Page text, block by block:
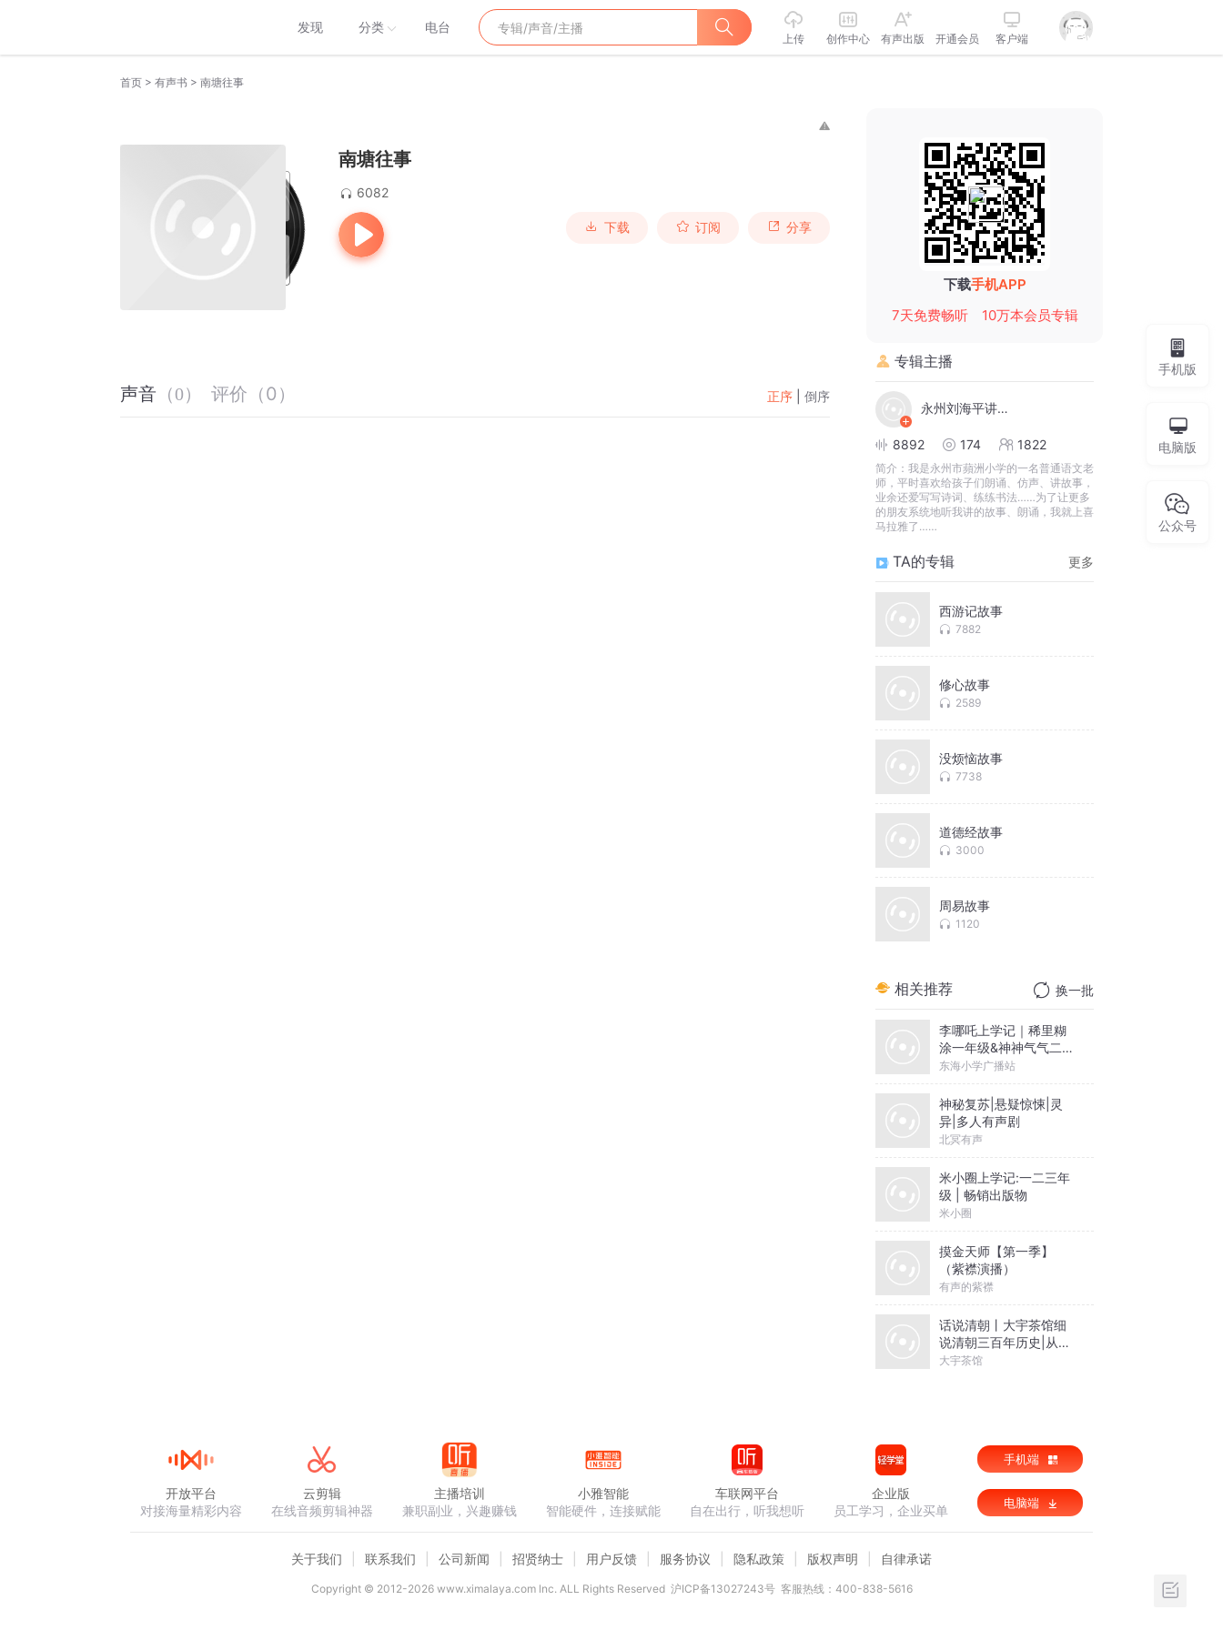
发现 分类 电台
上传 创作中心 有声出版 开通会员 客户端
首页 > 有声书 > 南塘往事
南塘往事
6082
下载 订阅 分享
声音 （0） 评价 （0 ） 正序 倒序
下载手机APP
7天免费畅听
10万本会员专辑
专辑主播
永州刘海平讲故事
8892 174 1822
简介： 我是永州市蘋洲小学的一名普通语文老
师，平时喜欢给孩子们朗诵、仿声、讲故事，
业余还爱写写诗词、练练书法……为了让更多
的朋友系统地听我讲的故事、朗诵，我就上喜
马拉雅了……
TA的专辑 更多
西游记故事
7882
修心故事
2589
没烦恼故事
7738
道德经故事
3000
周易故事
1120
相关推荐 换一批
李哪吒上学记｜稀里糊
涂一年级&神神气气二年
级
东海小学广播站
神秘复苏|悬疑惊悚|灵
异|多人有声剧
北冥有声
米小圈上学记:一二三年
级 | 畅销出版物
米小圈
摸金天师【第一季】
（紫襟演播）
有声的紫襟
话说清朝丨大宇茶馆细
说清朝三百年历史|从努
尔哈赤到末代皇帝溥仪|
大宇茶馆
手机版
电脑版
公众号
开放平台
对接海量精彩内容
云剪辑
在线音频剪辑神器
主播培训
兼职副业，兴趣赚钱
小雅智能
智能硬件，连接赋能
车联网平台
自在出行，听我想听
企业版
员工学习，企业买单
手机端
电脑端
关于我们 联系我们 公司新闻 招贤纳士 用户反馈 服务协议 隐私政策 版权声明 自律承诺
Copyright © 2012-2026www.ximalaya.com lnc. ALL Rights Reserved 沪ICP备13027243号 客服热线：400-838-5616